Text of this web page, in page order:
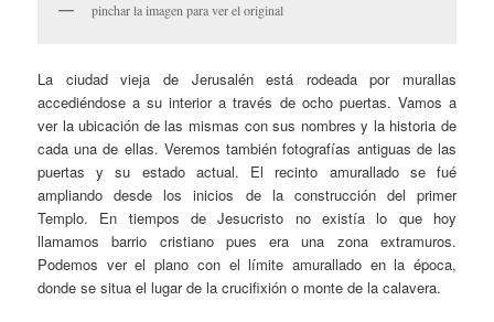
pinchar la imagen para ver el original
La ciudad vieja de Jerusalén está rodeada por murallas
accediéndose a su interior a través de ocho puertas. Vamos a
ver la ubicación de las mismas con sus nombres y la historia de
cada una de ellas. Veremos también fotografías antiguas de las
puertas y su estado actual. El recinto amurallado se fué
ampliando desde los inicios de la construcción del primer
Templo. En tiempos de Jesucristo no existía lo que hoy
llamamos barrio cristiano pues era una zona extramuros.
Podemos ver el plano con el límite amurallado en la época,
donde se situa el lugar de la crucifixión o monte de la calavera.